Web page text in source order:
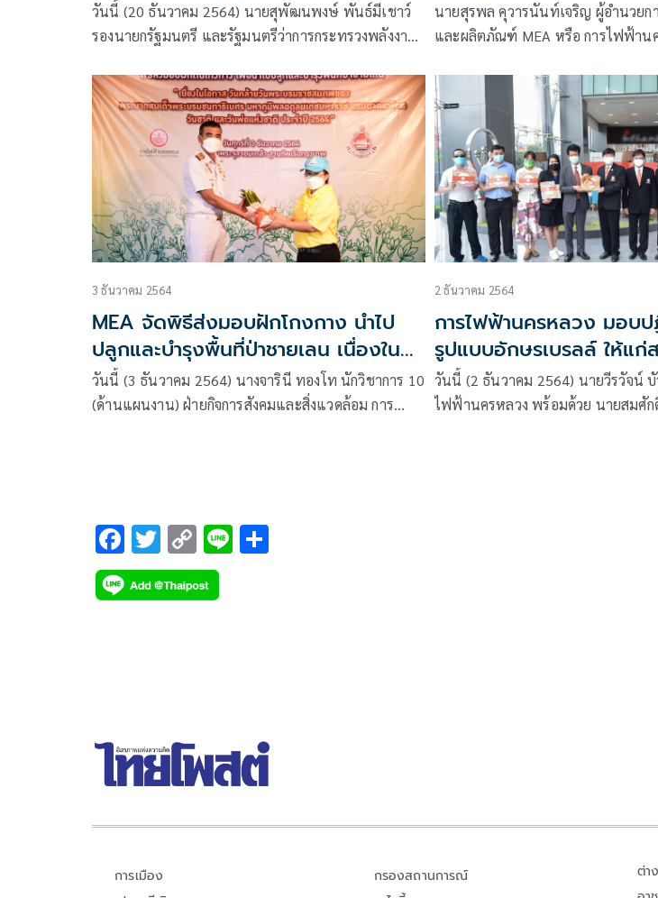
วันนี้ (20 ธันวาคม 2564) นายสุพัฒนพงษ์ พันธ์มีเชาว์
รองนายกรัฐมนตรี และรัฐมนตรีว่าการกระทรวงพลังงาน
2020 และ 2021
นายสุรพล คุวารนันท์เจริญ ผู้อำนวยก
และผลิตภัณฑ์ MEA หรือ การไฟฟ้าน
3 ธันวาคม 2564
MEA จัดพิธีส่งมอบฝักโกงกาง นำไป
ปลูกและบำรุงพื้นที่ป่าชายเลน เนื่องใน
โอกาสวันคล้ายวันพระราชสมภพ รัชกาล
ที่ 9 วันชาติ และวันพ่อแห่งชาติ
วันนี้ (3 ธันวาคม 2564) นางจารินี ทองโท นักวิชาการ 10
(ด้านแผนงาน) ฝ่ายกิจการสังคมและสิ่งแวดล้อม การ
2 ธันวาคม 2564
การไฟฟ้านครหลวง มอบป
รูปแบบอักษรเบรลล์ ให้แก่
บอดเเห่งประเทศไทย
วันนี้ (2 ธันวาคม 2564) นายวีรวัจน์ บั
ไฟฟ้านครหลวง พร้อมด้วย นายสมศัก
F
ac
e
T
wi
tt
C
o
p
Li
การเมือง
กรองสถานการณ์
ต่า